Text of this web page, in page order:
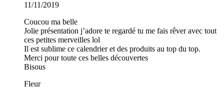
11/11/2019
Coucou ma belle
Jolie présentation j’adore te regardé tu me fais rêver avec tout
ces petites merveilles lol
Il est sublime ce calendrier et des produits au top du top.
Merci pour toute ces belles découvertes
Bisous
Fleur